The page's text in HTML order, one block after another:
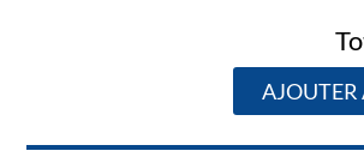
AJOUTER